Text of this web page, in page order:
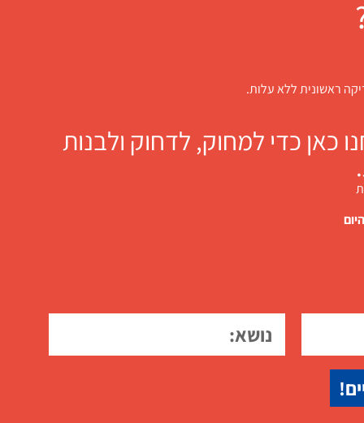
ראשונית ללא עלות.
כדי למחוק, לדחוק ולבנות